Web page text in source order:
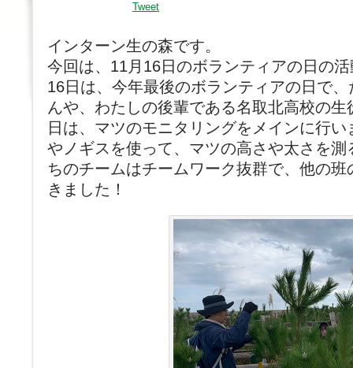
Tweet
インターン生の森です。
今回は、11月16日のボランティアの日の
16日は、今年最後のボランティアの日で
んや、わたしの後輩である名取北高校の
日は、マツのモニタリングをメインに行
やノギスを使って、マツの高さや太さを
ちのチームはチームワーク抜群で、他の
きました！